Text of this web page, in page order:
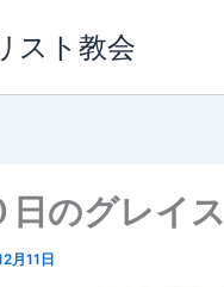
スト教会
日のグレイス
月11日